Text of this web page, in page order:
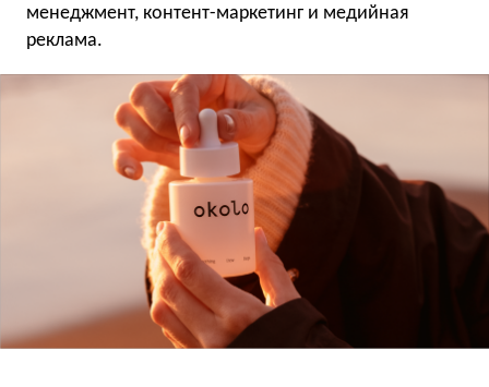
менеджмент, контент-маркетинг и медийная
реклама.